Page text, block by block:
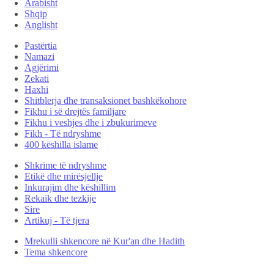
Arabisht
Shqip
Anglisht
Pastërtia
Namazi
Agjërimi
Zekati
Haxhi
Shitblerja dhe transaksionet bashkëkohore
Fikhu i së drejtës familjare
Fikhu i veshjes dhe i zbukurimeve
Fikh - Të ndryshme
400 këshilla islame
Shkrime të ndryshme
Etikë dhe mirësjellje
Inkurajim dhe këshillim
Rekaik dhe tezkije
Sire
Artikuj - Të tjera
Mrekulli shkencore në Kur'an dhe Hadith
Tema shkencore